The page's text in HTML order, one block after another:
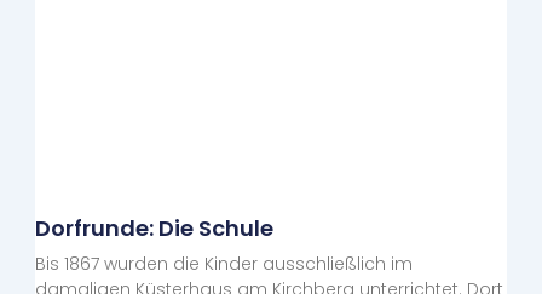
Dorfrunde: Die Schule
Bis 1867 wurden die Kinder ausschließlich im
damaligen Küsterhaus am Kirchberg unterrichtet. Dort